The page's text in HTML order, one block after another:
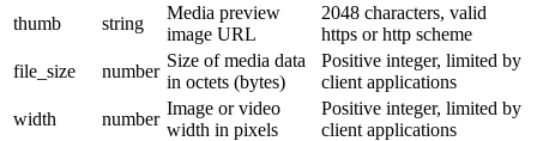
thumb
string
Media preview
image URL
2048 characters, valid
https or http scheme
file_size
number
Size of media data
in octets (bytes)
Positive integer, limited by
client applications
width
number
Image or video
width in pixels
Positive integer, limited by
client applications